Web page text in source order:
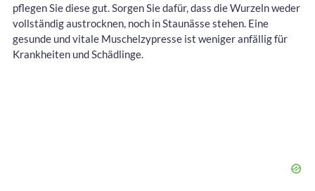
pflegen Sie diese gut. Sorgen Sie dafür, dass die Wurzeln weder
vollständig austrocknen, noch in Staunässe stehen. Eine
gesunde und vitale Muschelzypresse ist weniger anfällig für
Krankheiten und Schädlinge.